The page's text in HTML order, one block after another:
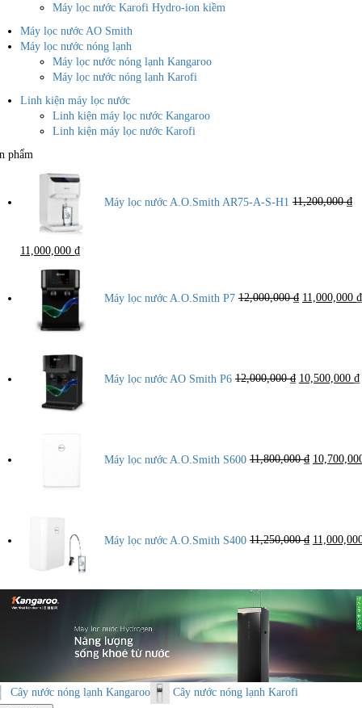
Máy lọc nước Karofi Hydro-ion kiềm
Máy lọc nước AO Smith
Máy lọc nước nóng lạnh
Máy lọc nước nóng lạnh Kangaroo
Máy lọc nước nóng lạnh Karofi
Linh kiện máy lọc nước
Linh kiện máy lọc nước Kangaroo
Linh kiện máy lọc nước Karofi
phẩm
Máy lọc nước A.O.Smith AR75-A-S-H1 11,200,000₫
Giá
11,200,000 ₫.
11,000,000 ₫Giá
Máy lọc nước A.O.Smith P7 12,000,000₫ là:
11,000,000 ₫
Máy lọc nước AO Smith P6 12,000,000₫ là:
10,500,000 ₫
Máy lọc nước A.O.Smith S600 11,800,000₫ là:
Máy lọc nước A.O.Smith S400 11,250,000₫ là:
Cây nước nóng lạnh Kangaroo
Cây nước nóng lạnh Karofi